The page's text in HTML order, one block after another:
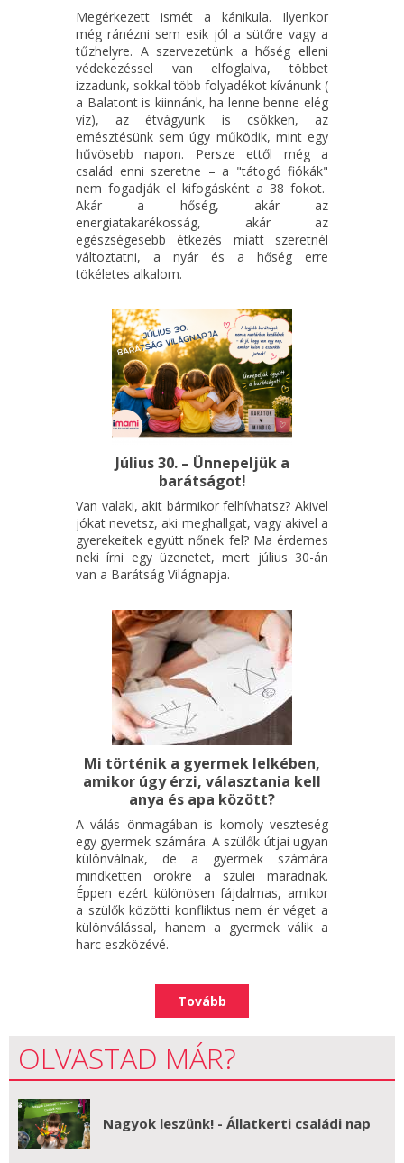
Megérkezett ismét a kánikula. Ilyenkor
még ránézni sem esik jól a sütőre vagy a
tűzhelyre. A szervezetünk a hőség elleni
védekezéssel van elfoglalva, többet
izzadunk, sokkal több folyadékot kívánunk (
a Balatont is kiinnánk, ha lenne benne elég
víz), az étvágyunk is csökken, az
emésztésünk sem úgy működik, mint egy
hűvösebb napon. Persze ettől még a
család enni szeretne – a "tátogó fiókák"
nem fogadják el kifogásként a 38 fokot.
Akár a hőség, akár az
energiatakarékosság, akár az
egészségesebb étkezés miatt szeretnél
változtatni, a nyár és a hőség erre
tökéletes alkalom.
Július 30. – Ünnepeljük a
barátságot!
Van valaki, akit bármikor felhívhatsz? Akivel
jókat nevetsz, aki meghallgat, vagy akivel a
gyerekeitek együtt nőnek fel? Ma érdemes
neki írni egy üzenetet, mert július 30-án
van a Barátság Világnapja.
Mi történik a gyermek lelkében,
amikor úgy érzi, választania kell
anya és apa között?
A válás önmagában is komoly veszteség
egy gyermek számára. A szülők útjai ugyan
különválnak, de a gyermek számára
mindketten örökre a szülei maradnak.
Éppen ezért különösen fájdalmas, amikor
a szülők közötti konfliktus nem ér véget a
különválással, hanem a gyermek válik a
harc eszközévé.
Tovább
OLVASTAD MÁR?
Nagyok leszünk! - Állatkerti családi nap